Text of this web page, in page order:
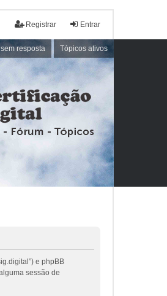
Entrar
Registrar
resposta Tópicos ativos
e phpBB
sessão de